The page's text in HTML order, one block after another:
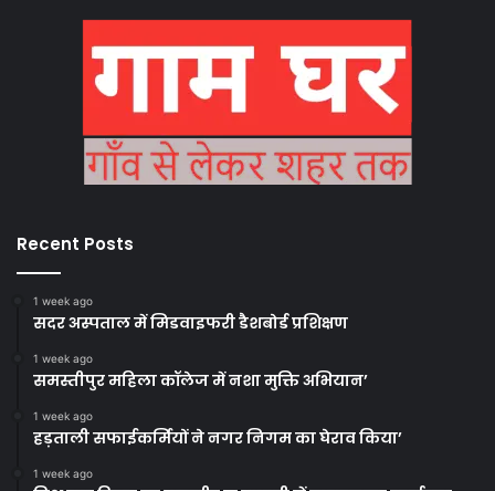
Recent Posts
1 week ago
सदर अस्पताल में मिडवाइफरी डैशबोर्ड प्रशिक्षण
1 week ago
समस्तीपुर महिला कॉलेज में नशा मुक्ति अभियान’
1 week ago
हड़ताली सफाईकर्मियों ने नगर निगम का घेराव किया’
1 week ago